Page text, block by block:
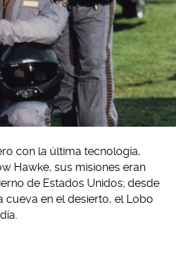
con la última tecnología,
Hawke, sus misiones eran
de Estados Unidos; desde
cueva en el desierto, el Lobo